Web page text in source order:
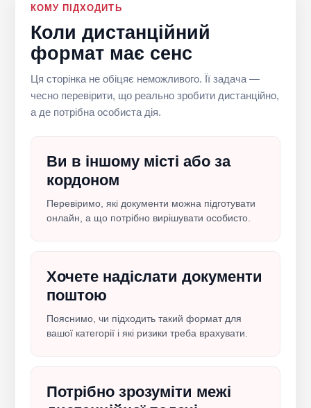
КОМУ ПІДХОДИТЬ
Коли дистанційний
формат має сенс
Ця сторінка не обіцяє неможливого. Її задача —
чесно перевірити, що реально зробити дистанційно,
а де потрібна особиста дія.
Ви в іншому місті або за
кордоном
Перевіримо, які документи можна підготувати
онлайн, а що потрібно вирішувати особисто.
Хочете надіслати документи
поштою
Пояснимо, чи підходить такий формат для
вашої категорії і які ризики треба врахувати.
Потрібно зрозуміти межі